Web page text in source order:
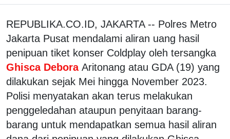
REPUBLIKA.CO.ID, JAKARTA -- Polres Metro
Jakarta Pusat mendalami aliran uang hasil
penipuan tiket konser Coldplay oleh tersangka
Ghisca Debora Aritonang atau GDA (19) yang
dilakukan sejak Mei hingga November 2023.
Polisi menyatakan akan terus melakukan
penggeledahan ataupun penyitaan barang-
barang untuk mendapatkan semua hasil aliran